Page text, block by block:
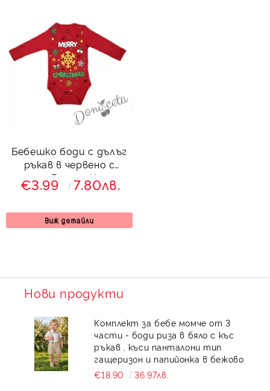
Бебешко боди с дълъг
ръкав в червено с
надпис Весела Коледа
€3.99 7.80лв.
Виж детайли
Нови продукти
Комплект за бебе момче от 3
части - боди риза в бяло с къс
ръкав , къси панталони тип
гащеризон и папийонка в бежово
€18.90
36.97лв.